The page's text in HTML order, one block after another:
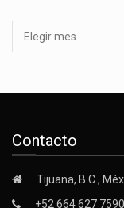
Contacto
Tijuana, B.C.,
+52 664 627 7590